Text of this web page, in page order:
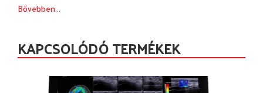
Bővebben...
KAPCSOLÓDÓ TERMÉKEK